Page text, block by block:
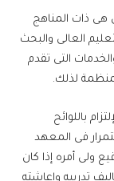
هى ذات المناهج
العالى والبحث
التى تقدم
لذلك.
باللوائح
فى المعهد
ولى أمره إذا كان
تدريبه وإعاشته